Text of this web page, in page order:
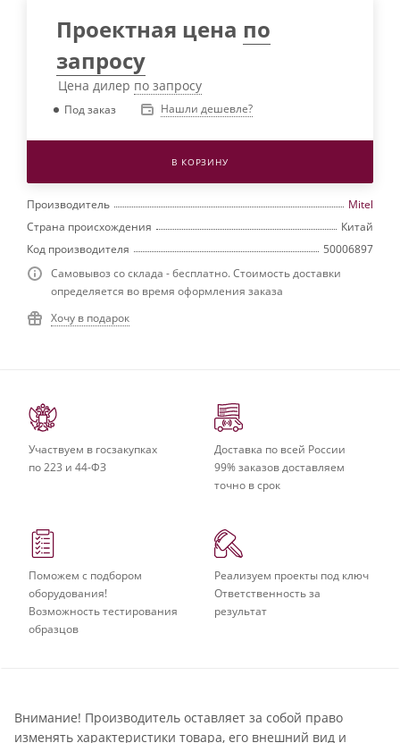
Проектная цена по
запросу
Цена дилер по запросу
Под заказ Нашли дешевле?
В КОРЗИНУ
Производитель
Mitel
Страна происхождения
Китай
Код производителя
50006897
Самовывоз со склада - бесплатно. Стоимость доставки
определяется во время оформления заказа
Хочу в подарок
Участвуем в госзакупках
по 223 и 44-ФЗ
Доставка по всей России
99% заказов доставляем
точно в срок
Поможем с подбором
оборудования!
Возможность тестирования
образцов
Реализуем проекты под ключ
Ответственность за
результат
Внимание! Производитель оставляет за собой право
изменять характеристики товара, его внешний вид и